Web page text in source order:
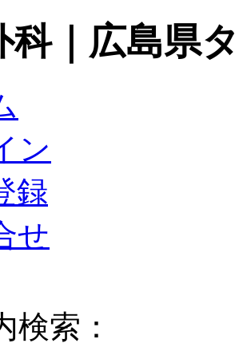
科｜広島県
ン
録
せ
検索：